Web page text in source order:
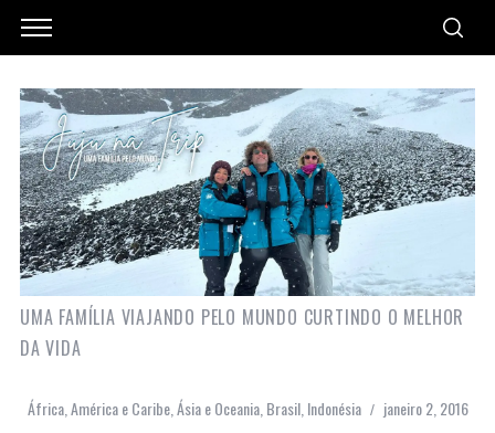
UMA FAMÍLIA VIAJANDO PELO MUNDO CURTINDO O MELHOR
DA VIDA
África,América e Caribe,Ásia e Oceania,Brasil,Indonésia janeiro 2, 2016